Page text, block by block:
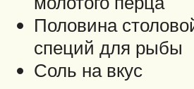
Половина
специй для рыбы
Соль на вкус